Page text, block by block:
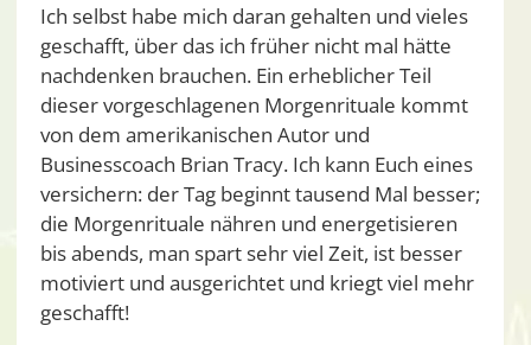
Ich selbst habe mich daran gehalten und vieles
geschafft, über das ich früher nicht mal hätte
nachdenken brauchen. Ein erheblicher Teil
dieser vorgeschlagenen Morgenrituale kommt
von dem amerikanischen Autor und
Businesscoach Brian Tracy. Ich kann Euch eines
versichern: der Tag beginnt tausend Mal besser;
die Morgenrituale nähren und energetisieren
bis abends, man spart sehr viel Zeit, ist besser
motiviert und ausgerichtet und kriegt viel mehr
geschafft!